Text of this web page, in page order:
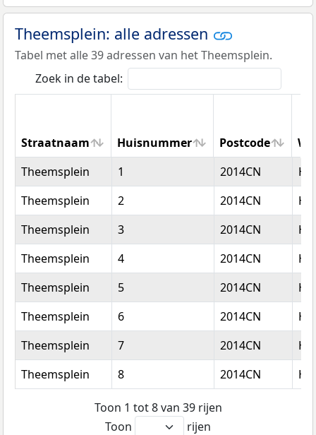
Theemsplein: alle adressen
Tabel met alle 39 adressen van het Theemsplein.
Zoek in de tabel:
Straatnaam Huisnummer Postcode
Straatnaam
Huisnummer Postcode
Theemsplein 1 2014CN
Theemsplein
2 2014CN
Theemsplein
3 2014CN
Theemsplein
4 2014CN
Theemsplein
5 2014CN
Theemsplein
6 2014CN
Theemsplein
7 2014CN
Theemsplein
8 2014CN
Toon 1 tot 8 van 39 rijen
Toon
rijen